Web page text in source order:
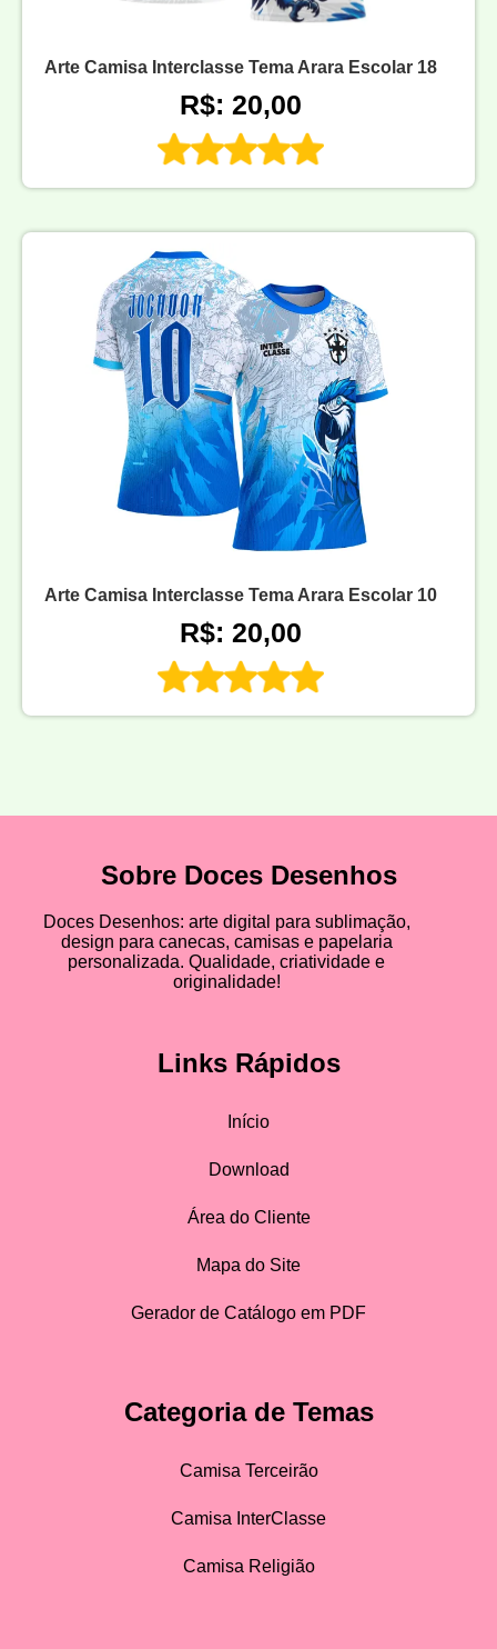
Arte Camisa Interclasse Tema Arara Escolar 18
R$: 20,00
Arte Camisa Interclasse Tema Arara Escolar 10
R$: 20,00
Sobre Doces Desenhos
Doces Desenhos: arte digital para sublimação,
design para canecas, camisas e papelaria
personalizada. Qualidade, criatividade e
originalidade!
Links Rápidos
Início
Download
Área do Cliente
Mapa do Site
Gerador de Catálogo em PDF
Categoria de Temas
Camisa Terceirão
Camisa InterClasse
Camisa Religião